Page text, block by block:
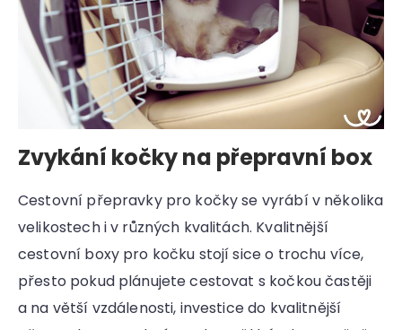
Zvykání kočky na přepravní box
Cestovní přepravky pro kočky se vyrábí v několika
velikostech i v různých kvalitách. Kvalitnější
cestovní boxy pro kočku stojí sice o trochu více,
přesto pokud plánujete cestovat s kočkou častěji
a na větší vzdálenosti, investice do kvalitnější